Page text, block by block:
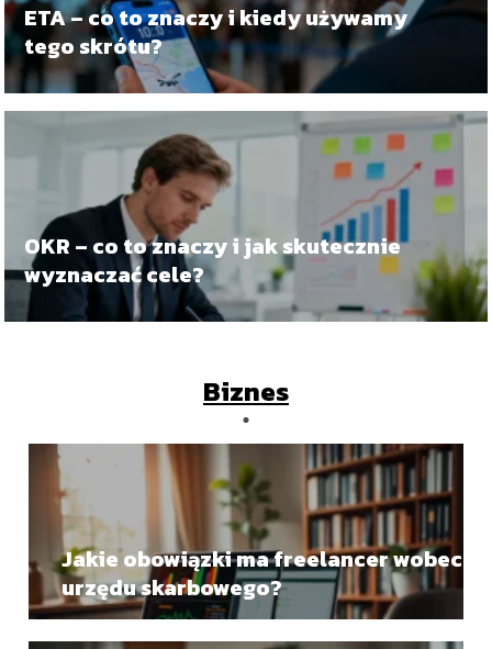
ETA – co to znaczy i kiedy używamy
tego skrótu?
OKR – co to znaczy i jak skutecznie
wyznaczać cele?
Biznes
Jakie obowiązki ma freelancer wobec
urzędu skarbowego?